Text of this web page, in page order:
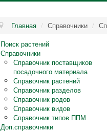
Главная / Справочники /
Поиск растений
Справочники
Справочник поставщиков
посадочного материала
Справочник растений
Справочник разделов
Справочник родов
Справочник видов
Справочник типов ППМ
Доп.справочники